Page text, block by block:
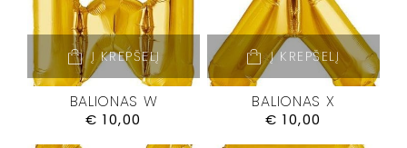
Į KREPŠELĮ
BALIONAS W
€ 10,00
Į KREPŠELĮ
BALIONAS X
€ 10,00